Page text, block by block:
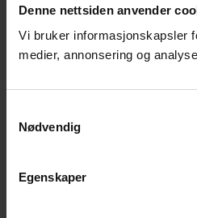
Denne nettsiden anvender
Vi bruker informasjonskapsler
medier, annonsering og
Nødvendig
Egenskaper